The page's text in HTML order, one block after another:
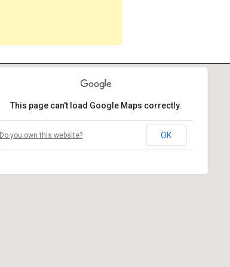
This page can't load Google Maps correctly.
Do you own this website? OK